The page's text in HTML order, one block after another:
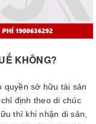
KHÔNG?
quyền sở hữu tài sản
định theo di chúc
thì khi nhận di sản,